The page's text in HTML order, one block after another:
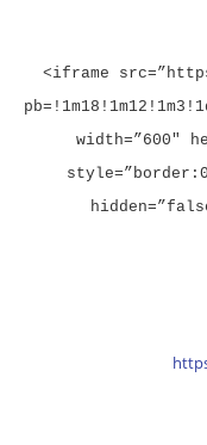
<iframe
width=”600″